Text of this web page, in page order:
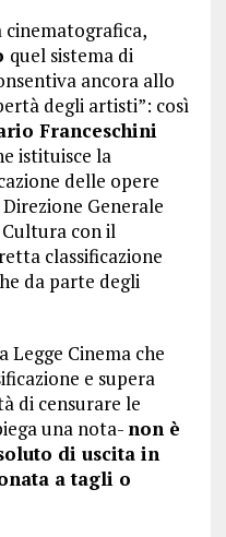
cinematografica,
quel sistema di
ancora allo
degli artisti”: così
Franceschini
istituisce la
delle opere
Generale
con il
classificazione
da parte degli
Legge Cinema che
e supera
di censurare le
una nota- non è
di uscita in
a tagli o